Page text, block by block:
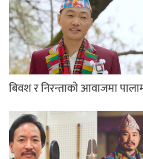
बिवश र निरन्ताको आवाजमा